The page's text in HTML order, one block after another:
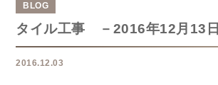
BLOG
タイル工事 －2016年12月13日
2016.12.03